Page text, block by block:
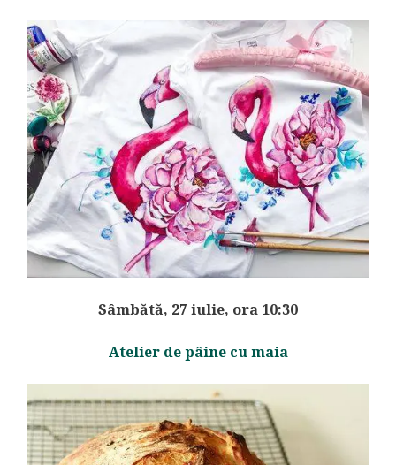
Sâmbătă, 27 iulie, ora 10:30
Atelier de pâine cu maia